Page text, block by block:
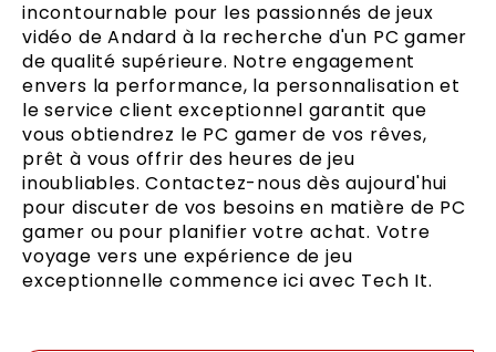
incontournable pour les passionnés de jeux
vidéo de Andard à la recherche d'un PC gamer
de qualité supérieure. Notre engagement
envers la performance, la personnalisation et
le service client exceptionnel garantit que
vous obtiendrez le PC gamer de vos rêves,
prêt à vous offrir des heures de jeu
inoubliables. Contactez-nous dès aujourd'hui
pour discuter de vos besoins en matière de PC
gamer ou pour planifier votre achat. Votre
voyage vers une expérience de jeu
exceptionnelle commence ici avec Tech It.